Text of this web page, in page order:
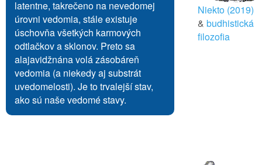
latentne, takrečeno na nevedomej
úrovni vedomia, stále existuje
úschovňa všetkých karmových
odtlačkov a sklonov. Preto sa
alajavidžnána volá zásobáreň
vedomia (a niekedy aj substrát
uvedomelosti). Je to trvalejší stav,
ako sú naše vedomé stavy.
Niekto (2019)
& budhistická
filozofia